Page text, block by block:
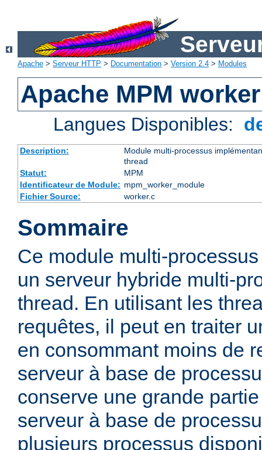
Apache > Serveur HTTP > Documentation > Version 2.4 > Modules
Apache MPM worker
Langues Disponibles:
Description:
Module multi-processus
thread
Statut:
MPM
Identificateur de Module: mpm_worker_module
Fichier Source:
worker.c
Sommaire
Ce module multi-
un serveur hybride multi-
thread. En utilisant les
requêtes, il peut en traiter
en consommant moins de
serveur à base de
conserve une grande
serveur à base de
plusieurs processus